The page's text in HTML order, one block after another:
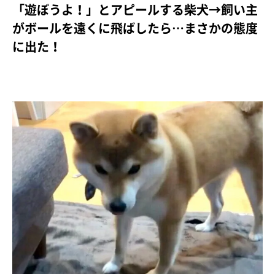
「遊ぼうよ！」とアピールする柴犬→飼い主
がボールを遠くに飛ばしたら…まさかの態度
に出た！